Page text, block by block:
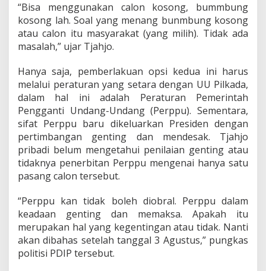
“Bisa menggunakan calon kosong, bummbung
kosong lah. Soal yang menang bunmbung kosong
atau calon itu masyarakat (yang milih). Tidak ada
masalah,” ujar Tjahjo.
Hanya saja, pemberlakuan opsi kedua ini harus
melalui peraturan yang setara dengan UU Pilkada,
dalam hal ini adalah Peraturan Pemerintah
Pengganti Undang-Undang (Perppu). Sementara,
sifat Perppu baru dikeluarkan Presiden dengan
pertimbangan genting dan mendesak. Tjahjo
pribadi belum mengetahui penilaian genting atau
tidaknya penerbitan Perppu mengenai hanya satu
pasang calon tersebut.
“Perppu kan tidak boleh diobral. Perppu dalam
keadaan genting dan memaksa. Apakah itu
merupakan hal yang kegentingan atau tidak. Nanti
akan dibahas setelah tanggal 3 Agustus,” pungkas
politisi PDIP tersebut.